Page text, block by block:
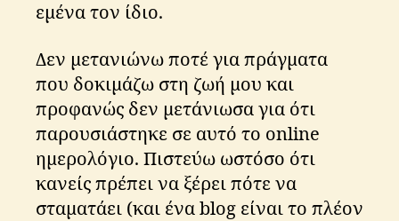
εμένα τον ίδιο.
Δεν μετανιώνω ποτέ για πράγματα
που δοκιμάζω στη ζωή μου και
προφανώς δεν μετάνιωσα για ότι
παρουσιάστηκε σε αυτό το online
ημερολόγιο. Πιστεύω ωστόσο ότι
κανείς πρέπει να ξέρει πότε να
σταματάει (και ένα blog είναι το πλέον